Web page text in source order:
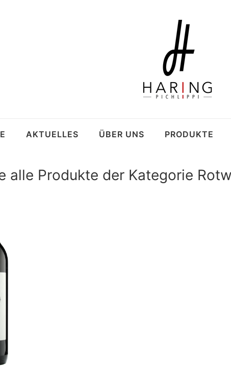
AKTUELLES ÜBER UNS PRODUKTE
alle Produkte der Kategorie